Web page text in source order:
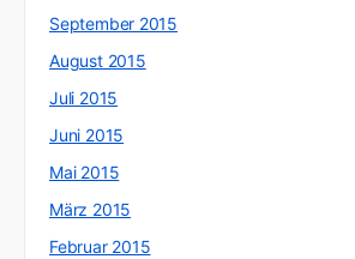
September 2015
August 2015
Juli 2015
Juni 2015
Mai 2015
März 2015
Februar 2015